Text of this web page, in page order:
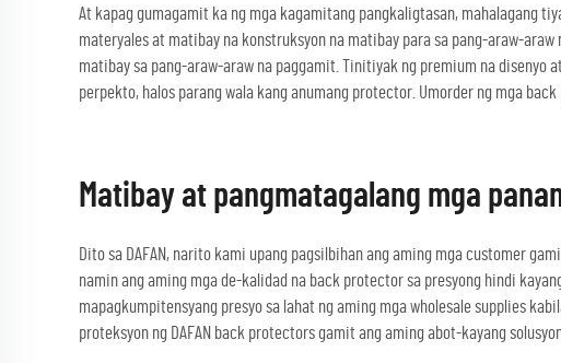
At kapag gumagamit ka ng mga kagamitang pangkaligtasan, mahalagang
materyales at matibay na konstruksyon na matibay para sa pang-araw-
matibay sa pang-araw-araw na paggamit. Tinitiyak ng premium na disenyo
perpekto, halos parang wala kang anumang protector. Umorder ng mga
Matibay at pangmatagalang mga
Dito sa DAFAN, narito kami upang pagsilbihan ang aming mga customer
namin ang aming mga de-kalidad na back protector sa presyong hindi
mapagkumpitensyang presyo sa lahat ng aming mga wholesale supplies
proteksyon ng DAFAN back protectors gamit ang aming abot-kayang